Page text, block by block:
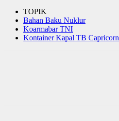
TOPIK
Bahan Baku Nuklur
Koarmabar TNI
Kontainer Kapal TB Capricorn